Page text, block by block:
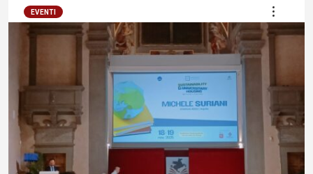
EVENTI